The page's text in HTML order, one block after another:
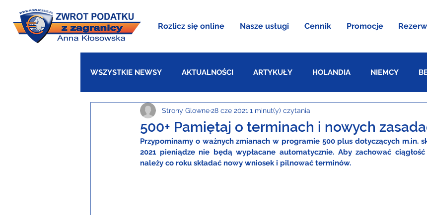
Rozlicz się online Nasze usługi Cennik Promocje
WSZYSTKIE NEWSY AKTUALNOŚCI ARTYKUŁY HOLANDIA NIEMCY
WIELKA BRYTANIA DANIA AUSTRIA
500+ Pamiętaj o terminach i nowych
Strony Glowne28 cze 2021 1 minut(y) czytania
Przypominamy o ważnych zmianach w programie 500 plus dotyczących m.in.
2021 pieniądze nie będą wypłacane automatycznie. Aby zachować
należy co roku składać nowy wniosek i pilnować terminów.